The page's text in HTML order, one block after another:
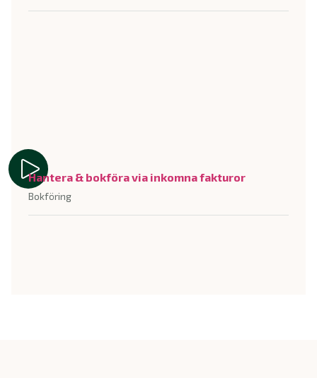
Hantera & bokföra via inkomna fakturor
Bokföring